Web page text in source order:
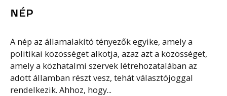
NÉP
A nép az államalakító tényezők egyike, amely a
politikai közösséget alkotja, azaz azt a közösséget,
amely a közhatalmi szervek létrehozatalában az
adott államban részt vesz, tehát választójoggal
rendelkezik. Ahhoz, hogy...